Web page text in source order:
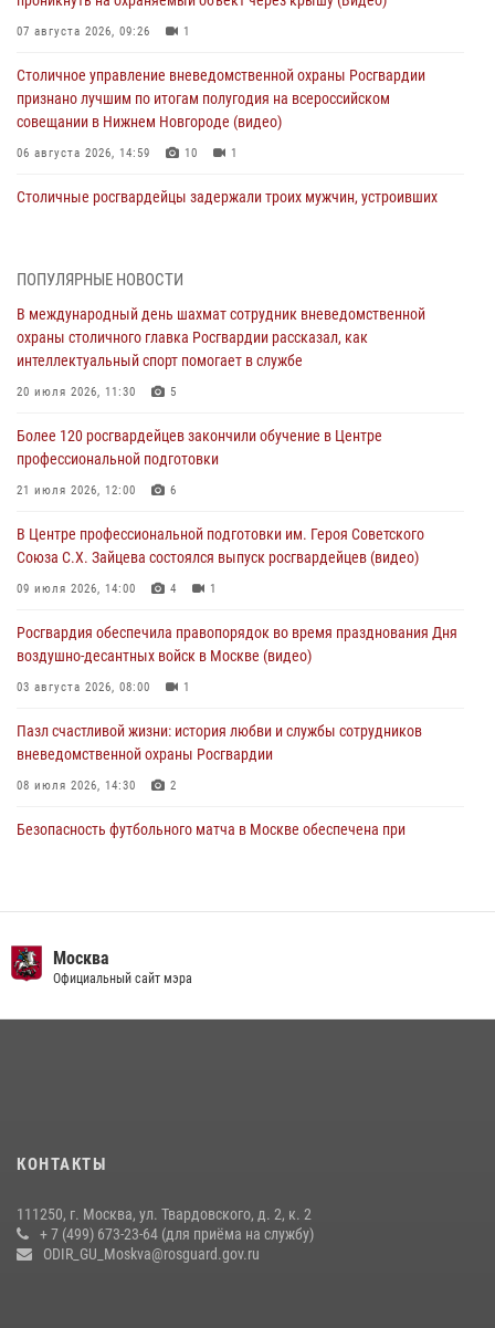
07 августа 2026, 09:26 1
Столичное управление вневедомственной охраны Росгвардии
признано лучшим по итогам полугодия на всероссийском
совещании в Нижнем Новгороде (видео)
06 августа 2026, 14:59 10 1
Столичные росгвардейцы задержали троих мужчин, устроивших
матче в Москве обеспечила Росгвардия (видео)
06 августа 2026, 08:30
Столичные росгвардейцы задержали мужчину, устроившего дебош
05 августа 2026, 12:39
Московские росгвардейцы обеспечили безопасность проведения
05 августа 2026, 12:35
Делегация МВД Республики Беларусь ознакомилась с передовыми
04 августа 2026, 18:16 5
ПОПУЛЯРНЫЕ НОВОСТИ
В международный день шахмат сотрудник вневедомственной
охраны столичного главка Росгвардии рассказал, как
интеллектуальный спорт помогает в службе
20 июля 2026, 11:30 5
Более 120 росгвардейцев закончили обучение в Центре
профессиональной подготовки
21 июля 2026, 12:00 6
В Центре профессиональной подготовки им. Героя Советского
Союза С.Х. Зайцева состоялся выпуск росгвардейцев (видео)
09 июля 2026, 14:00 4 1
Росгвардия обеспечила правопорядок во время празднования Дня
воздушно-десантных войск в Москве (видео)
03 августа 2026, 08:00 1
Пазл счастливой жизни: история любви и службы сотрудников
вневедомственной охраны Росгвардии
08 июля 2026, 14:30 2
Безопасность футбольного матча в Москве обеспечена при
Москве (видео)
27 июля 2026, 08:00 1
В спецподразделении столичного главка Росгвардии завершился
своё 32-летие (видео)
Охрану общественного порядка и безопасность на футбольном
матче в Москве обеспечила Росгвардия (видео)
Москва
Официальный сайт мэра
КОНТАКТЫ
111250, г. Москва, ул. Твардовского, д. 2, к. 2
+ 7 (499) 673-23-64 (для приёма на службу)
ODIR_GU_Moskva@rosguard.gov.ru